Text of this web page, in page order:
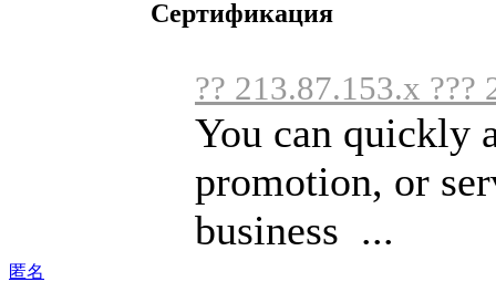
匿名
Сертификация
?? 213.87.153.x ???
You can quickly
promotion, or
business ...